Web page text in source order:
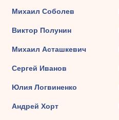
Михаил Соболев
Виктор Полунин
Михаил Асташкевич
Сергей Иванов
Юлия Логвиненко
Андрей Хорт